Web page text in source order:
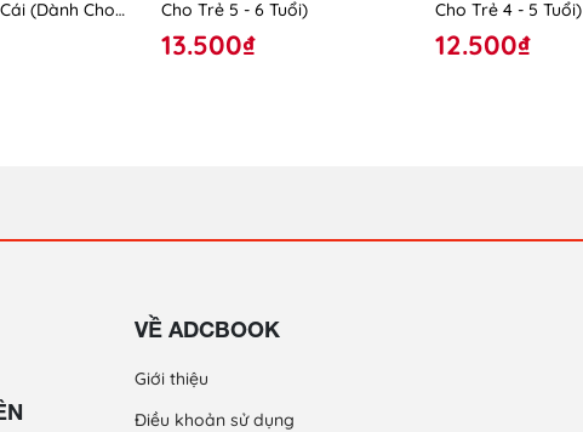
(Dành Cho
Ghép)
Cho Trẻ 5 - 6 Tuổi)
13.500₫
Cho Trẻ 4 - 5 Tuổi)
12.500₫
VỀ ADCBOOK
Giới thiệu
Điều khoản sử dụng